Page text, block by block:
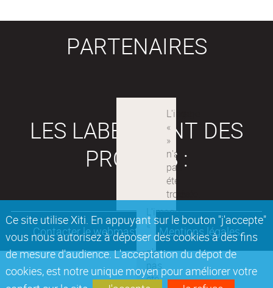
Ce site utilise Xiti. En appuyant sur le bouton "j'accepte"
vous nous autorisez à déposer des cookies à des fins
de mesure d'audience. L'acceptation du dépot de
cookies, est notre unique moyen pour améliorer votre
PARTENAIRES
LES LABEX SONT DES
PROJETS :
Contacter le webmaster Mentions légales